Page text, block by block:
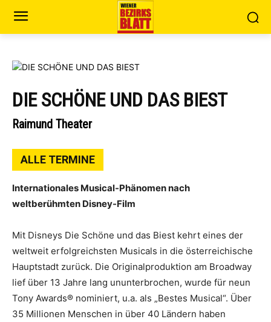
DIE SCHÖNE UND DAS BIEST
Raimund Theater
ALLE TERMINE
Internationales Musical-Phänomen nach
weltberühmten Disney-Film
Mit Disneys Die Schöne und das Biest kehrt eines der
weltweit erfolgreichsten Musicals in die österreichische
Hauptstadt zurück. Die Originalproduktion am Broadway
lief über 13 Jahre lang ununterbrochen, wurde für neun
Tony Awards® nominiert, u.a. als „Bestes Musical“. Über
35 Millionen Menschen in über 40 Ländern haben